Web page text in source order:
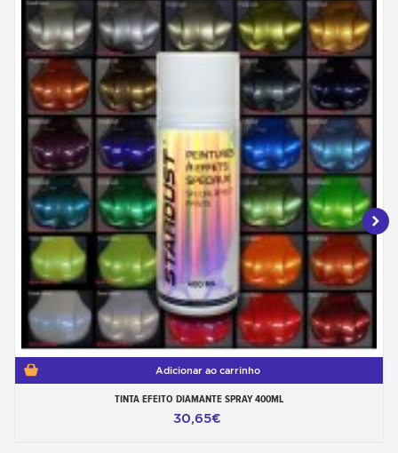
Adicionar ao carrinho
TINTA EFEITO DIAMANTE SPRAY 400ML
30,65€